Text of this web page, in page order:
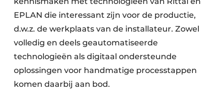
EPLAN die interessant zijn voor de productie,
d.w.z. de werkplaats van de installateur. Zowel
volledig en deels geautomatiseerde
technologieën als digitaal ondersteunde
oplossingen voor handmatige processtappen
komen daarbij aan bod.